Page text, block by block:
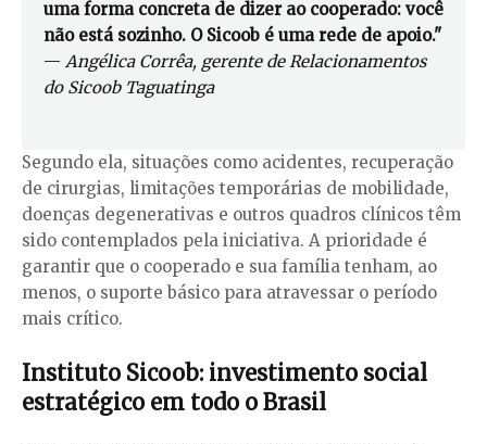
uma forma concreta de dizer ao cooperado: você
não está sozinho. O Sicoob é uma rede de apoio."
— Angélica Corrêa, gerente de Relacionamentos
do Sicoob Taguatinga
Segundo ela, situações como acidentes, recuperação
de cirurgias, limitações temporárias de mobilidade,
doenças degenerativas e outros quadros clínicos têm
sido contemplados pela iniciativa. A prioridade é
garantir que o cooperado e sua família tenham, ao
menos, o suporte básico para atravessar o período
mais crítico.
Instituto Sicoob: investimento social
estratégico em todo o Brasil